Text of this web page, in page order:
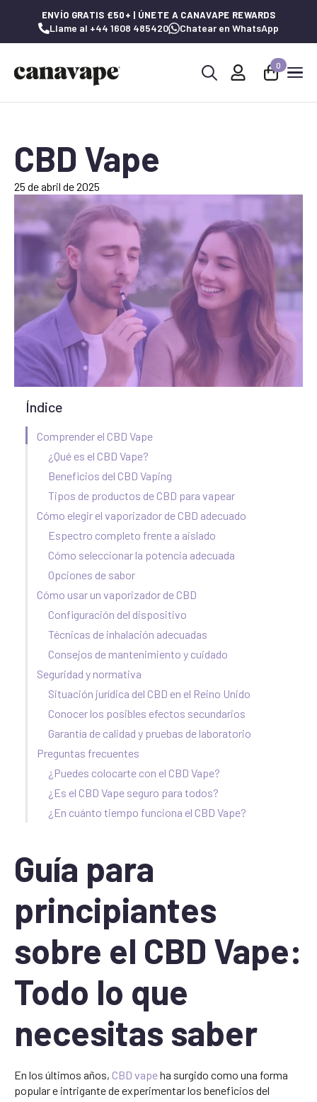
ENVÍO GRATIS £50+ | ÚNETE A CANAVAPE REWARDS
Llame al +44 1608 485420 Chatear en WhatsApp
0
CBD Vape
25 de abril de 2025
Índice
Comprender el CBD Vape
¿Qué es el CBD Vape?
Beneficios del CBD Vaping
Tipos de productos de CBD para vapear
Cómo elegir el vaporizador de CBD adecuado
Espectro completo frente a aislado
Cómo seleccionar la potencia adecuada
Opciones de sabor
Cómo usar un vaporizador de CBD
Configuración del dispositivo
Técnicas de inhalación adecuadas
Consejos de mantenimiento y cuidado
Seguridad y normativa
Situación jurídica del CBD en el Reino Unido
Conocer los posibles efectos secundarios
Garantía de calidad y pruebas de laboratorio
Preguntas frecuentes
¿Puedes colocarte con el CBD Vape?
¿Es el CBD Vape seguro para todos?
¿En cuánto tiempo funciona el CBD Vape?
Guía para
principiantes
sobre el CBD Vape:
Todo lo que
necesitas saber
En los últimos años, CBD vapeha surgido como una forma
popular e intrigante de experimentar los beneficios del